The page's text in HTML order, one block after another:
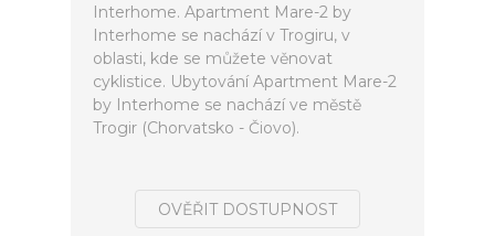
Interhome. Apartment Mare-2 by
Interhome se nachází v Trogiru, v
oblasti, kde se můžete věnovat
cyklistice. Ubytování Apartment Mare-2
by Interhome se nachází ve městě
Trogir (Chorvatsko - Čiovo).
OVĚŘIT DOSTUPNOST